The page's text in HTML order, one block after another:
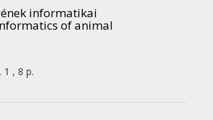
informatikai
of animal
1 , 8 p.